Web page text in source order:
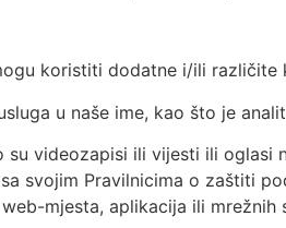
koristiti dodatne i/ili
u naše ime, kao što je
videozapisi ili vijesti ili
svojim Pravilnicima o zaštiti
mjesta, aplikacija ili mrežnih